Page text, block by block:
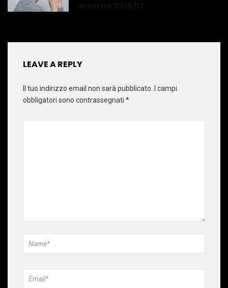
LEAVE A REPLY
Il tuo indirizzo email non sarà pubblicato.
I campi
obbligatori sono contrassegnati *